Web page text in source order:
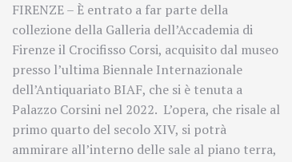
FIRENZE – È entrato a far parte della
collezione della Galleria dell’Accademia di
Firenze il Crocifisso Corsi, acquisito dal museo
presso l’ultima Biennale Internazionale
dell’Antiquariato BIAF, che si è tenuta a
Palazzo Corsini nel 2022. L’opera, che risale al
primo quarto del secolo XIV, si potrà
ammirare all’interno delle sale al piano terra,